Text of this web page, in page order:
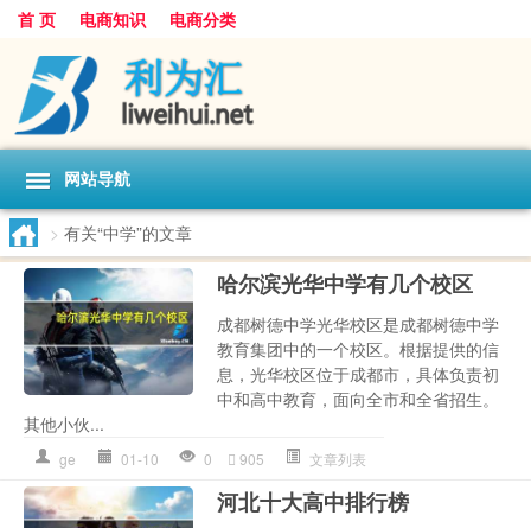
首 页 电商知识 电商分类
网站导航
> 有关“中学”的文章
哈尔滨光华中学有几个校区
成都树德中学光华校区是成都树德中学
教育集团中的一个校区。根据提供的信
息，光华校区位于成都市，具体负责初
中和高中教育，面向全市和全省招生。
其他小伙...
ge 01-10 0 905 文章列表
河北十大高中排行榜